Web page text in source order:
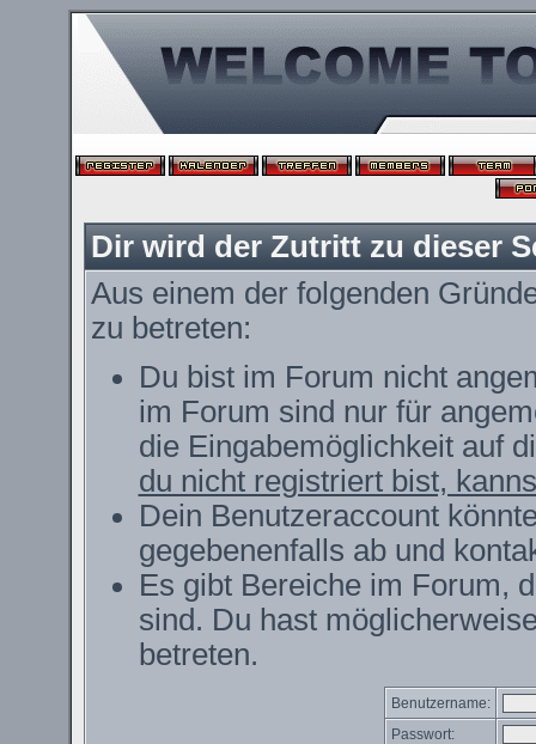
Dir wird der Zutritt zu dieser
Aus einem der folgenden
zu betreten:
Du bist im Forum nicht
im Forum sind nur für
die Eingabemöglichkeit auf
du nicht registriert bist,
Dein Benutzeraccount
gegebenenfalls ab und
Es gibt Bereiche im Forum,
sind. Du hast
betreten.
Benutzername:
Passwort: